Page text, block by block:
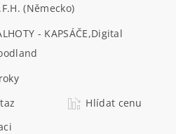
(Německo)
- KAPSÁČE,Digital
Hlídat cenu